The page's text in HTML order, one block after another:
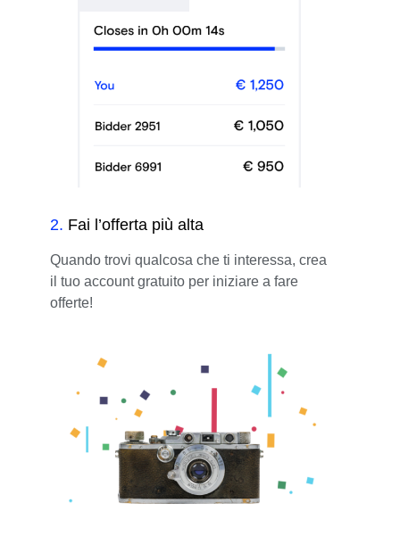
2. Fai l’offerta più alta
Quando trovi qualcosa che ti interessa, crea
il tuo account gratuito per iniziare a fare
offerte!